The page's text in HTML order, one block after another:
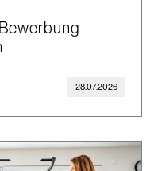
28.07.2026